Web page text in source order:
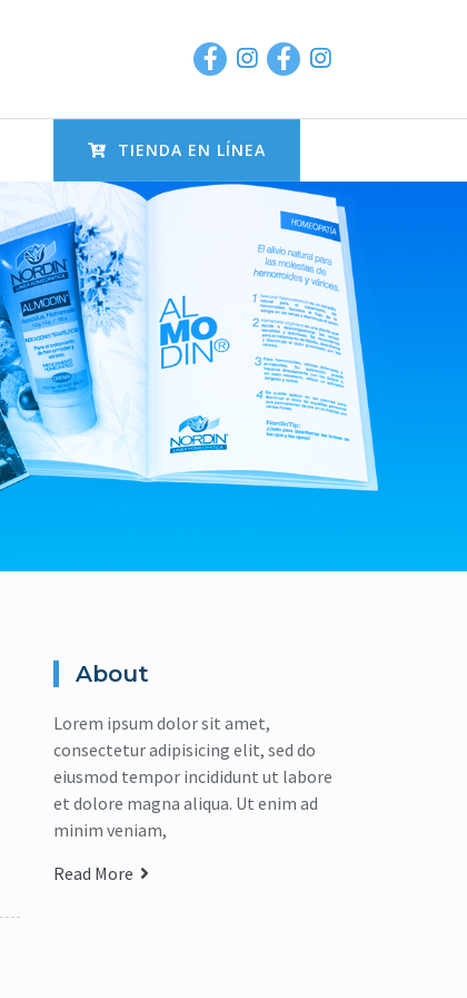
TIENDA EN LÍNEA
About
Lorem ipsum dolor sit amet,
consectetur adipisicing elit, sed do
eiusmod tempor incididunt ut labore
et dolore magna aliqua. Ut enim ad
minim veniam,
Read More